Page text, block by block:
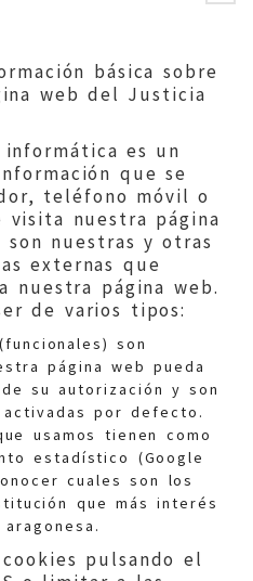
básica sobre
web del Justicia
es un
que se
teléfono móvil o
nuestra página
son nuestras y otras
externas que
nuestra página web.
de varios tipos:
son
página web pueda
su autorización y son
por defecto.
usamos tienen como
estadístico (Google
cuales son los
que más interés
pulsando el
general:
210/